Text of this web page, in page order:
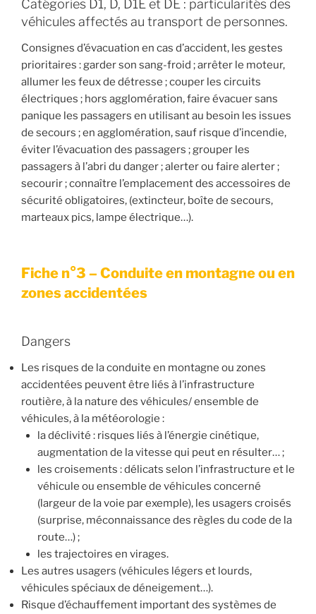
Catégories D1, D, D1E et DE : particularités des
véhicules affectés au transport de personnes.
Consignes d’évacuation en cas d’accident, les gestes
prioritaires : garder son sang-froid ; arrêter le moteur,
allumer les feux de détresse ; couper les circuits
électriques ; hors agglomération, faire évacuer sans
panique les passagers en utilisant au besoin les issues
de secours ; en agglomération, sauf risque d’incendie,
éviter l’évacuation des passagers ; grouper les
passagers à l’abri du danger ; alerter ou faire alerter ;
secourir ; connaître l’emplacement des accessoires de
sécurité obligatoires, (extincteur, boîte de secours,
marteaux pics, lampe électrique…).
Fiche n°3 – Conduite en montagne ou en
zones accidentées
Dangers
Les risques de la conduite en montagne ou zones
accidentées peuvent être liés à l’infrastructure
routière, à la nature des véhicules/ ensemble de
véhicules, à la météorologie :
la déclivité : risques liés à l’énergie cinétique,
augmentation de la vitesse qui peut en résulter… ;
les croisements : délicats selon l’infrastructure et le
véhicule ou ensemble de véhicules concerné
(largeur de la voie par exemple), les usagers croisés
(surprise, méconnaissance des règles du code de la
route…) ;
les trajectoires en virages.
Les autres usagers (véhicules légers et lourds,
véhicules spéciaux de déneigement…).
Risque d’échauffement important des systèmes de